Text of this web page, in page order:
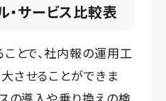
サービス比較表
とで、社内報の運用工
させることができま